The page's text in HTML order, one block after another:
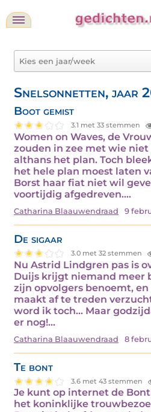
Snelsonnetten, jaar
Boot gemist
3.1 met 33 stemmen
Women on Waves, de
zouden in zee met wie
althans het plan. Toch
het hele plan moest laten
Borst haar fiat niet wil
voortijdig afgedreven.…
Catharina Blaauwendraad 9
De sigaar
3.0 met 32 stemmen
Nu Astrid Lindgren pas is
Duijs krijgt niemand meer
zijn opvolgers benoemt,
maakt af te treden
word ik toch... Maar
er nog!…
Catharina Blaauwendraad 8
Te bont
3.6 met 43 stemmen
Je kunt op internet de
het koninklijke